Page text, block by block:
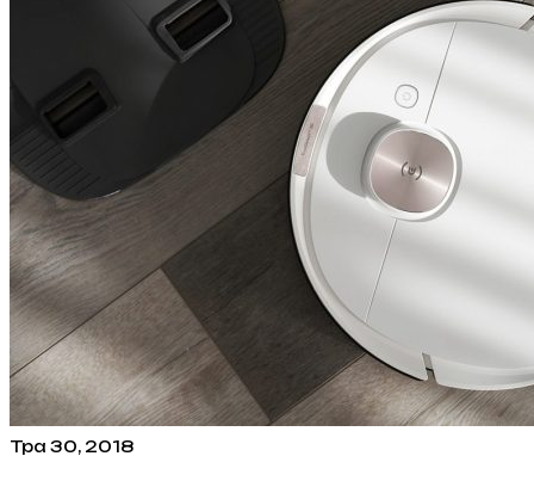
Тра 30, 2018